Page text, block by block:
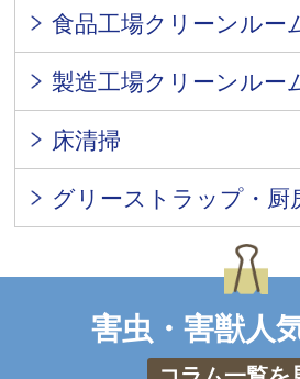
食品工場クリーンルー
製造工場クリーンルー
床清掃
グリーストラップ・厨
害虫・害獣人